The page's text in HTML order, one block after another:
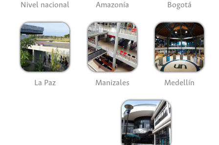
Nivel nacional Amazonía Bogotá
La Paz Manizales Medellín